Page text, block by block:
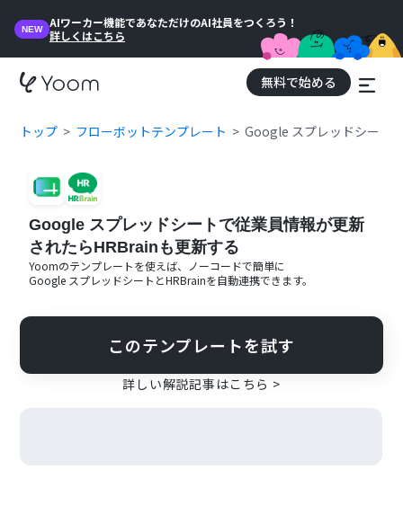
NEW
AIワーカー機能であなただけのAI社員をつくろう！
詳しくはこちら
無料で始める
トップ フローボットテンプレート Google スプレッドシート
Google スプレッドシートで従業員情報が更新
されたらHRBrainも更新する
Yoomのテンプレートを使えば、ノーコードで簡単に
Google スプレッドシート とHRBrainを自動連携できます。
このテンプレートを試す
詳しい解説記事はこちら >